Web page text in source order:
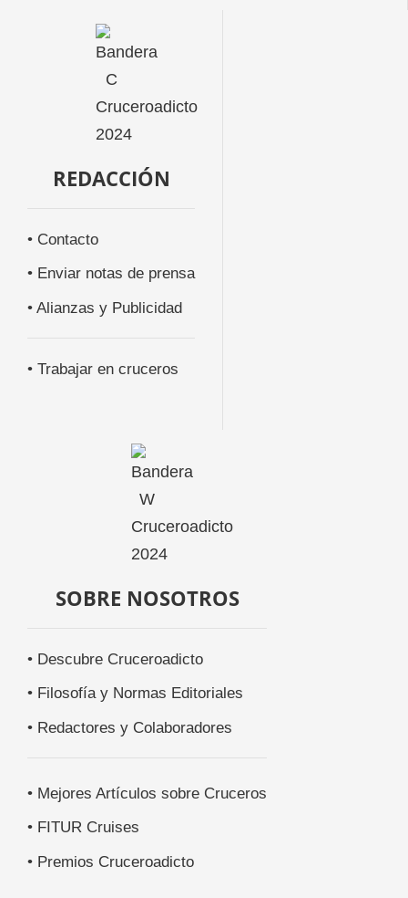
REDACCIÓN
• Contacto
• Enviar notas de prensa
• Alianzas y Publicidad
• Trabajar en cruceros
SOBRE NOSOTROS
• Descubre Cruceroadicto
• Filosofía y Normas Editoriales
• Redactores y Colaboradores
• Mejores Artículos sobre Cruceros
• FITUR Cruises
• Premios Cruceroadicto